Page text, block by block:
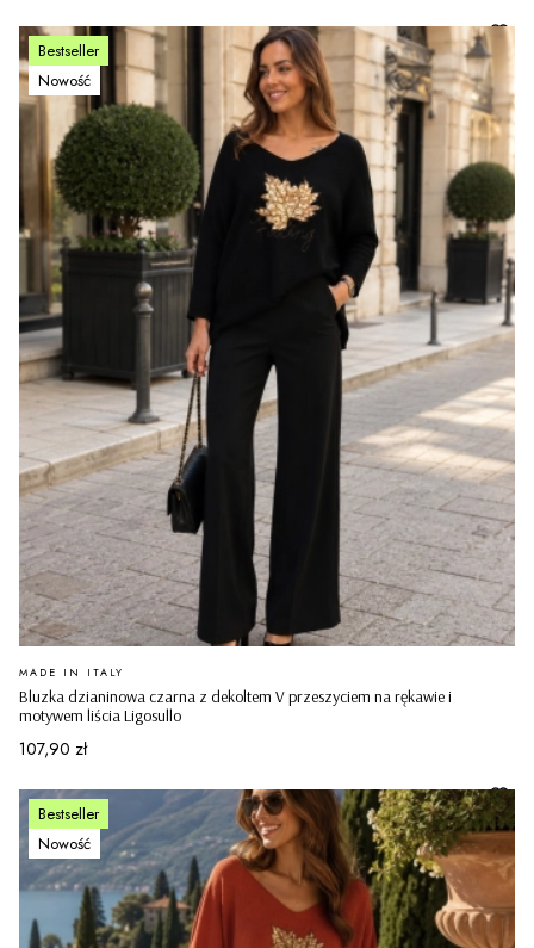
Bestseller
Nowość
Bluzka dzianinowa czarna z dekoltem V przeszyciem na rękawie i
motywem liścia Ligosullo
PRODUCENT
MADE IN ITALY
Cena
107,90 zł
Bestseller
Nowość